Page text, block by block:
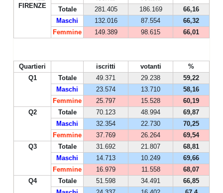
FIRENZE
Totale
281.405 186.169
66,16
Maschi
132.016 87.554
66,32
Femmine
149.389 98.615 66,01
Quartieri iscritti votanti
%
Q1
Totale 49.371 29.238
59,22
Maschi
23.574 13.710
58,16
Femmine
25.797 15.528
60,19
Q2
Totale 70.123 48.994
69,87
Maschi
32.354 22.730
70,25
Femmine
37.769 26.264
69,54
Q3
Totale 31.692 21.807
68,81
Maschi
14.713 10.249
69,66
Femmine
16.979 11.558
68,07
Q4
Totale 51.598 34.491
66,85